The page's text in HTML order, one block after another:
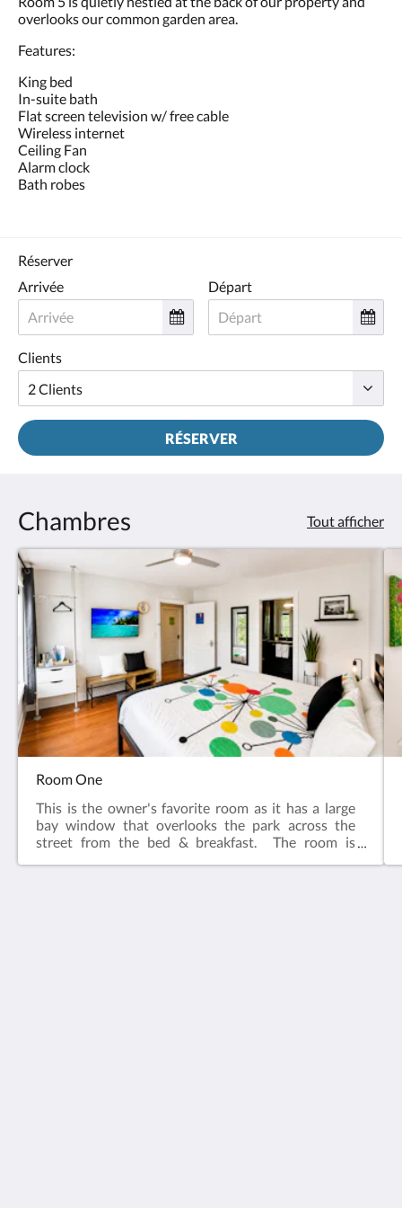
ou
appuyez
sur
les
boutons
Suivant
ou
Précédent.
overlooks our common garden area.
Features:
King bed
In-suite bath
Flat screen television w/ free cable
Wireless internet
Ceiling Fan
Alarm clock
Bath robes
Réserver
Arrivée
Départ
Clients
RÉSERVER
Chambres Tout afficher
Room One
This is the owner's favorite room as it has a large
bay window that overlooks the park across the
street from the bed & breakfast. The room is